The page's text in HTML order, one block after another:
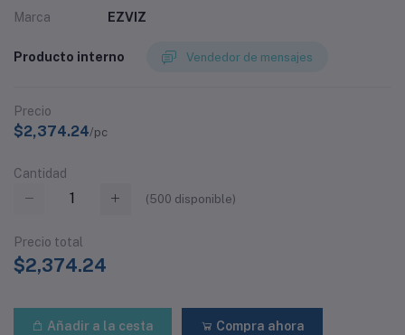
Marca EZVIZ
Producto interno Vendedor de mensajes
Precio
$2,374.24/pc
Cantidad
(500 disponible)
Precio total
$2,374.24
Añadir a la cesta Compra ahora